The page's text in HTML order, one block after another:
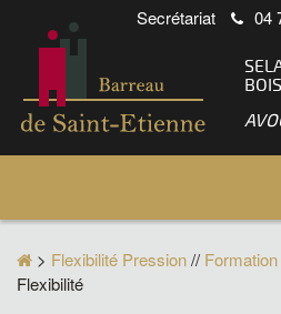
Secrétariat 04
> Flexibilité Pression// Formation
Flexibilité